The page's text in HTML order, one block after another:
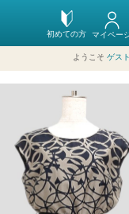
初めての方 マイペー
ようこそ ゲスト